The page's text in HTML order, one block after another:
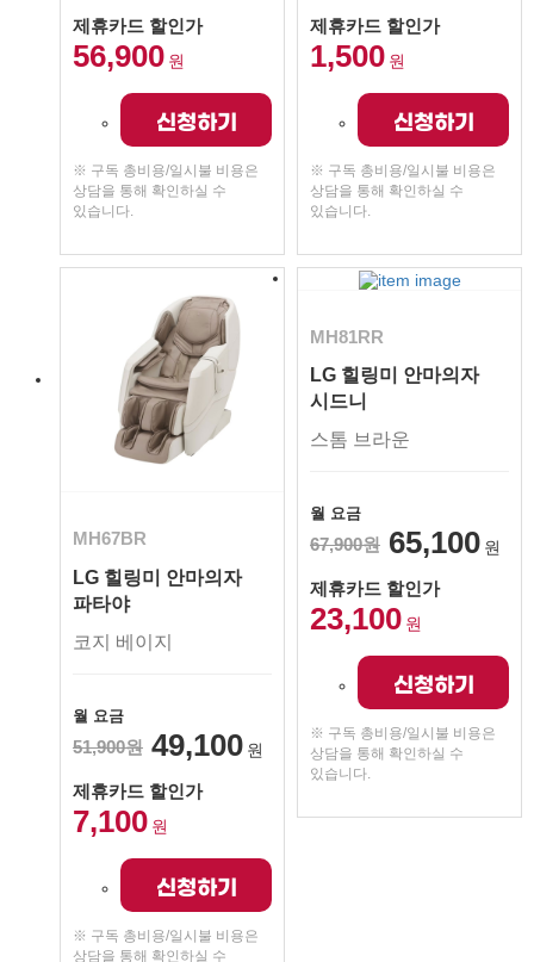
제휴카드 할인가
56,900 원
신청하기
※ 구독 총비용/일시불 비용은
상담을 통해 확인하실 수
있습니다.
제휴카드 할인가
1,500 원
신청하기
※ 구독 총비용/일시불 비용은
상담을 통해 확인하실 수
있습니다.
MH67BR
LG 힐링미 안마의자
파타야
코지 베이지
월 요금
51,900원 49,100 원
제휴카드 할인가
7,100 원
신청하기
※ 구독 총비용/일시불 비용은
상담을 통해 확인하실 수
MH81RR
LG 힐링미 안마의자
시드니
스톰 브라운
월 요금
67,900원 65,100 원
제휴카드 할인가
23,100 원
신청하기
※ 구독 총비용/일시불 비용은
상담을 통해 확인하실 수
있습니다.